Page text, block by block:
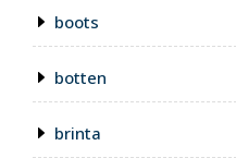
boots
botten
brinta